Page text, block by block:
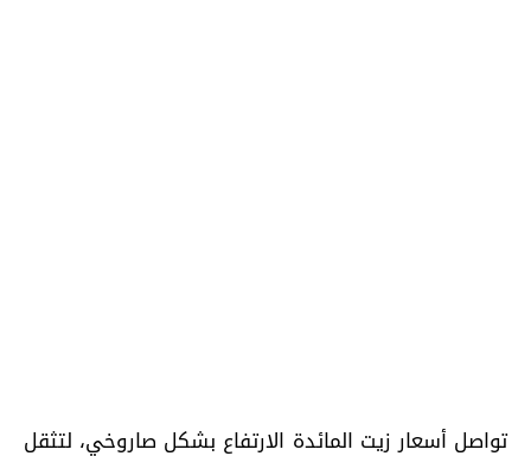
تواصل أسعار زيت المائدة الارتفاع بشكل صاروخي، لتثقل